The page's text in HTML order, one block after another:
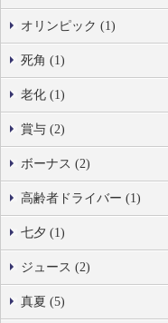
オリンピック (1)
死角 (1)
老化 (1)
賞与 (2)
ボーナス (2)
高齢者ドライバー (1)
七夕 (1)
ジュース (2)
真夏 (5)